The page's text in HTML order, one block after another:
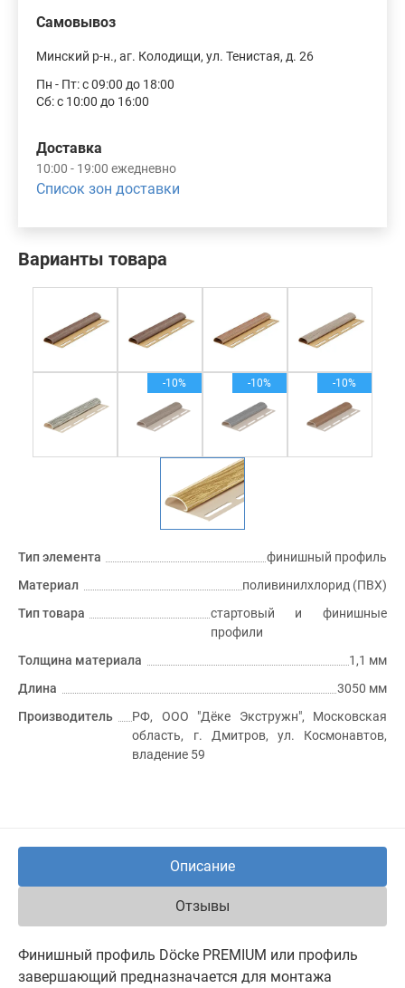
Варианты товара
-10% -10% -10%
Тип элемента
финишный профиль
Материал
поливинилхлорид (ПВХ)
Тип товара
стартовый и финишные
профили
Толщина материала
1,1 мм
Длина
3050 мм
Производитель
РФ, ООО "Дёке Экстружн", Московская
область, г. Дмитров, ул. Космонавтов,
владение 59
Самовывоз
Минский р-н., аг. Колодищи, ул. Тенистая, д. 26
Пн - Пт: с 09:00 до 18:00
Сб: с 10:00 до 16:00
Доставка
10:00 - 19:00 ежедневно
Список зон доставки
Описание
Отзывы
Финишный профиль Döcke PREMIUM или профиль
завершающий предназначается для монтажа